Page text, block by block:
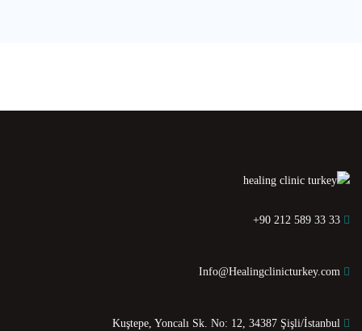
+90 212 589 33 33
Info@Healingclinicturkey.com
Kuştepe, Yoncalı Sk. No: 12, 34387 Şişli/İstanbul